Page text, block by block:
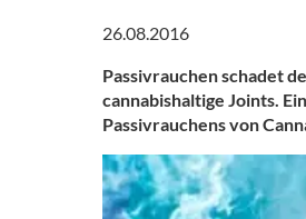
26.08.2016
Passivrauchen schadet
cannabishaltige Joints.
Passivrauchens von